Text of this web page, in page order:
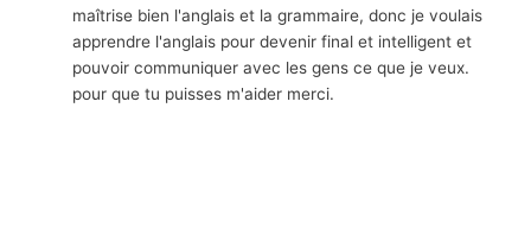
maîtrise bien l'anglais et la grammaire, donc je voulais
apprendre l'anglais pour devenir final et intelligent et
pouvoir communiquer avec les gens ce que je veux.
pour que tu puisses m'aider merci.